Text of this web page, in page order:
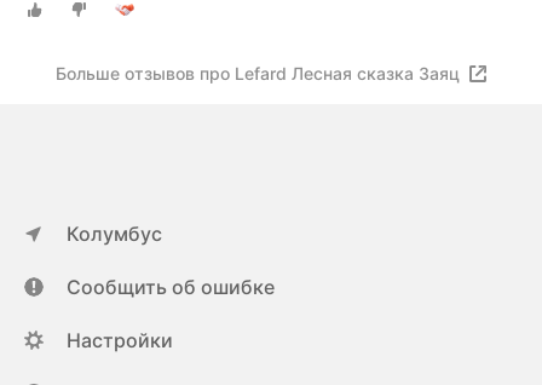
Больше отзывов про Lefard Лесная сказка Заяц
Колумбус
Сообщить об ошибке
Настройки